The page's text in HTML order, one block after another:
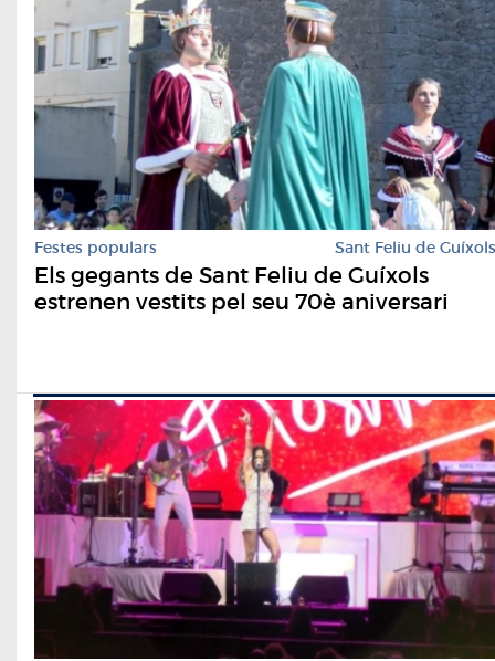
Festes populars Sant Feliu de Guíxols
Els gegants de Sant Feliu de Guíxols
estrenen vestits pel seu 70è aniversari